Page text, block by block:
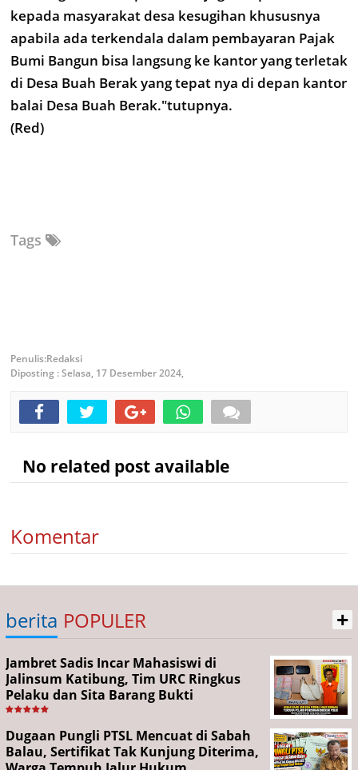
kepada masyarakat desa kesugihan khususnya
apabila ada terkendala dalam pembayaran Pajak
Bumi Bangun bisa langsung ke kantor yang terletak
di Desa Buah Berak yang tepat nya di depan kantor
balai Desa Buah Berak."tutupnya.
(Red)
Tags
Redaksi
Diposting :Selasa, 17 Desember 2024,
No related post available
Komentar
berita POPULER +
Jambret Sadis Incar Mahasiswi di
Jalinsum Katibung, Tim URC Ringkus
Pelaku dan Sita Barang Bukti
Dugaan Pungli PTSL Mencuat di Sabah
Balau, Sertifikat Tak Kunjung Diterima,